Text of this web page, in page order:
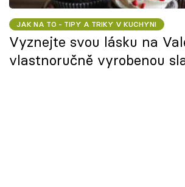
JAK NA TO - TIPY A TRIKY V KUCHYNI
Vyznejte svou lásku na
vlastnoručně vyrobenou